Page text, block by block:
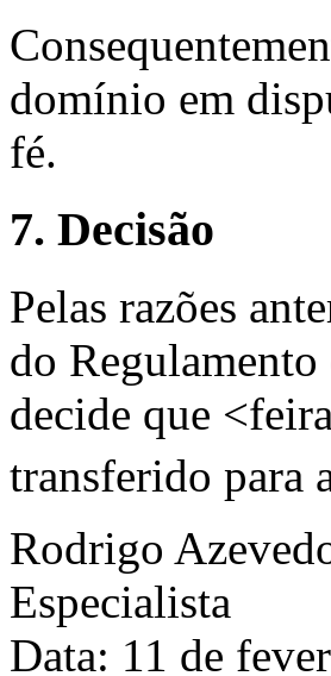
domínio em
fé.
7. Decisão
Pelas razões
do
decide que
transferido para
Rodrigo
Especialista
Data: 11 de